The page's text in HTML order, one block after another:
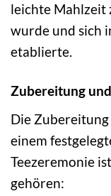
leichte Mahlzeit
wurde und sich
etablierte.
Zubereitung
Die
einem
Teezeremonie
gehören: